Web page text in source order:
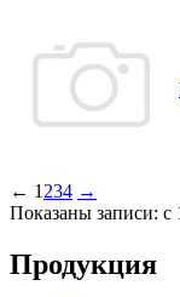
← 1 234 →
Показаны записи: с
Продукция